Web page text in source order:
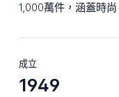
1,000萬件，涵蓋時
成立
1949